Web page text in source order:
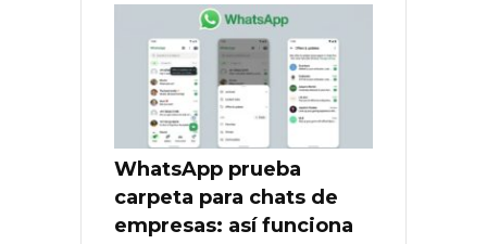
WhatsApp prueba
carpeta para chats de
empresas: así funciona